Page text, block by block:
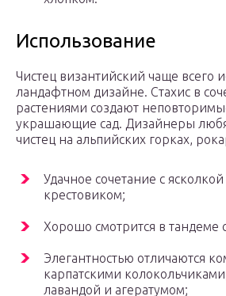
Использование
Чистец византийский чаще всего
ландафтном дизайне. Стахис в
растениями создают
украшающие сад. Дизайнеры
чистец на альпийских горках,
Удачное сочетание с
крестовиком;
Хорошо смотрится в тандеме
Элегантностью отличаются
карпатскими
лавандой и агератумом;